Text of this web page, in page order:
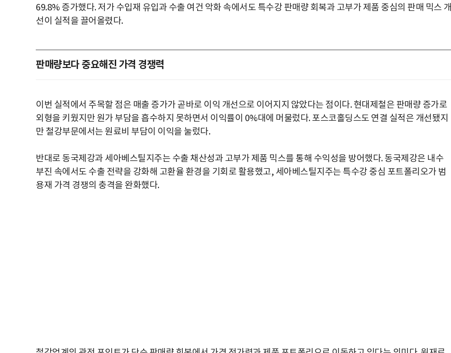
69.8% 증가했다. 저가 수입재 유입과 수출 여건 악화 속에서도 특수강 판매량 회복과 고부가 제품 중심의 판매 믹스 개
선이 실적을 끌어올렸다.
판매량보다 중요해진 가격 경쟁력
이번 실적에서 주목할 점은 매출 증가가 곧바로 이익 개선으로 이어지지 않았다는 점이다. 현대제철은 판매량 증가로
외형을 키웠지만 원가 부담을 흡수하지 못하면서 이익률이 0%대에 머물렀다. 포스코홀딩스도 연결 실적은 개선됐지
만 철강부문에서는 원료비 부담이 이익을 눌렀다.
반대로 동국제강과 세아베스틸지주는 수출 채산성과 고부가 제품 믹스를 통해 수익성을 방어했다. 동국제강은 내수
부진 속에서도 수출 전략을 강화해 고환율 환경을 기회로 활용했고, 세아베스틸지주는 특수강 중심 포트폴리오가 범
용재 가격 경쟁의 충격을 완화했다.